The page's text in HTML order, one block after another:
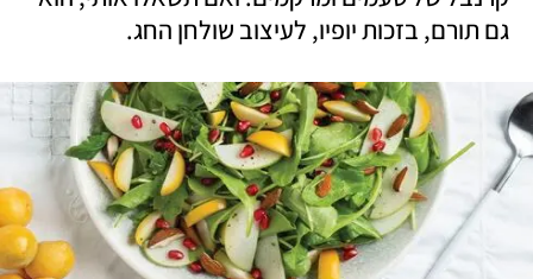
גם תורם, בזכות יופיו, לעיצוב שולחן החג.